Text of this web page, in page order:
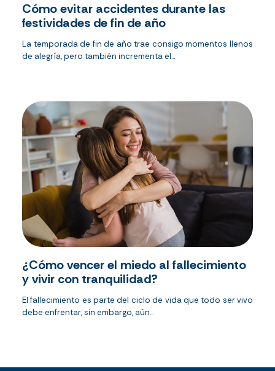
Cómo evitar accidentes durante las
festividades de fin de año
La temporada de fin de año trae consigo momentos llenos
de alegría, pero también incrementa el...
¿Cómo vencer el miedo al fallecimiento
y vivir con tranquilidad?
El fallecimiento es parte del ciclo de vida que todo ser vivo
debe enfrentar, sin embargo, aún...